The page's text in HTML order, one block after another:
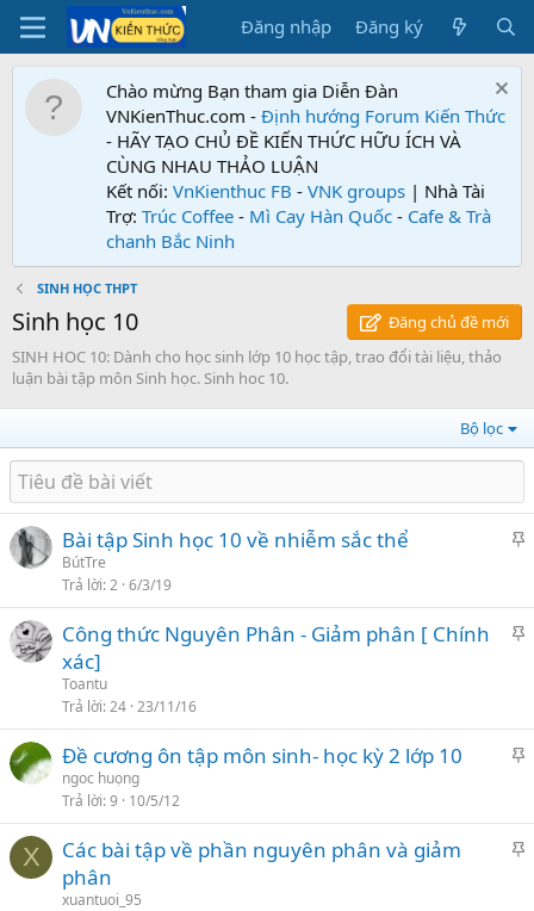
Đăng nhập Đăng ký
Chào mừng Bạn tham gia Diễn Đàn
VNKienThuc.com - Định hướng Forum Kiến Thức
- HÃY TẠO CHỦ ĐỀ KIẾN THỨC HỮU ÍCH VÀ
CÙNG NHAU THẢO LUẬN
Kết nối: VnKienthuc FB - VNK groups | Nhà Tài
Trợ: Trúc Coffee - Mì Cay Hàn Quốc - Cafe & Trà
chanh Bắc Ninh
SINH HỌC THPT
Sinh học 10
Đăng chủ đề mới
SINH HOC 10: Dành cho học sinh lớp 10 học tập, trao đổi tài liệu, thảo
luận bài tập môn Sinh học. Sinh hoc 10.
Bộ lọc
l
Bài tập Sinh học 10 về nhiễm sắc thể
BútTre
Trả lời 2 6/3/19
l
ạ
Công thức Nguyên Phân - Giảm phân [ Chính
xác]
Toantu
Trả lời 24 23/11/16
l
Đề cương ôn tập môn sinh- học kỳ 2 lớp 10
ngoc huọng
Trả lời 9 10/5/12
X
Các bài tập về phần nguyên phân và giảm
phân
xuantuoi_95